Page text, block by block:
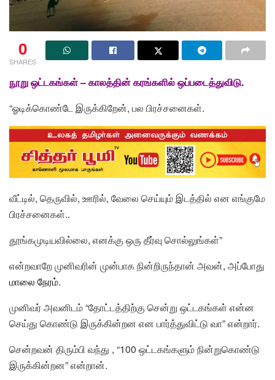
0
SHARES
நூறு ஒட்டகங்கள் – காலத்தின் கரங்களில் ஒப்படைத்துவிடு.
“ஓடிக்கொண்டே இருக்கிறேன், பல பிரச்சனைகள்.
வீட்டில், தெருவில், ஊரில், வேலை செய்யும் இடத்தில் என எங்குமே
பிரச்சனைகள்..
தூங்கமுடியவில்லை, எனக்கு ஒரு தீர்வு சொல்லுங்கள்”
என்றவாறே முனிவரின் முன்பாக நின்றிருந்தான் அவன், அப்போது
மாலை நேரம்.
முனிவர் அவனிடம் “தோட்டத்திற்கு சென்று ஒட்டகங்கள் என்ன
செய்து கொண்டு இருக்கின்றன என பார்த்துவிட்டு வா” என்றார்.
சென்றவன் திரும்பி வந்து , “100 ஒட்டகங்களும் நின்றுகொண்டு
இருக்கின்றன” என்றான்.